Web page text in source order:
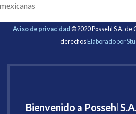
mexicanas
Aviso de privacidad© 2020 Possehl S.A. de
derechosElaborado por
Bienvenido a Possehl